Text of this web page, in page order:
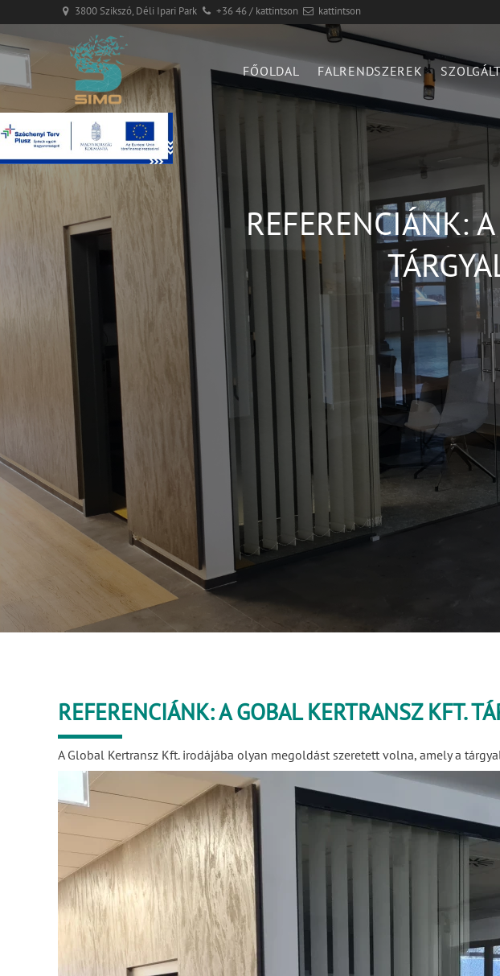
3800 Szikszó, Déli Ipari Park +36 46 / kattintson kattintson
FŐOLDAL FALRENDSZEREK
REFERENCIÁNK:
REFERENCIÁNK: A GOBAL KERTRANSZ KFT.
A Global Kertransz Kft. irodájába olyan megoldást szeretett volna, amely a